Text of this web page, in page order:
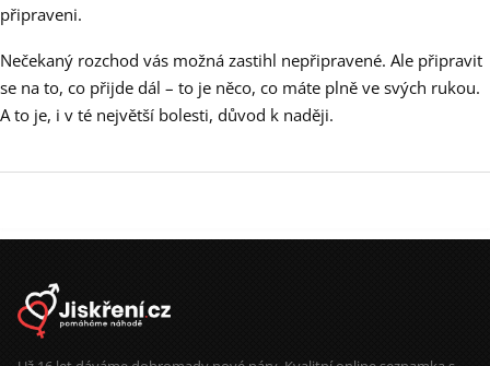
připraveni.
Nečekaný rozchod vás možná zastihl nepřipravené. Ale připravit
se na to, co přijde dál – to je něco, co máte plně ve svých rukou.
A to je, i v té největší bolesti, důvod k naději.